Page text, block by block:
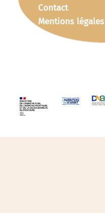
Contact
Mentions légales